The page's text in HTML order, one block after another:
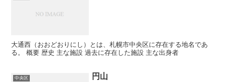
大通西（おおどおりにし）とは、札幌市中央区に存在する地名であ
る。 概要 歴史 主な施設 過去に存在した施設 主な出身者
中央区 円山